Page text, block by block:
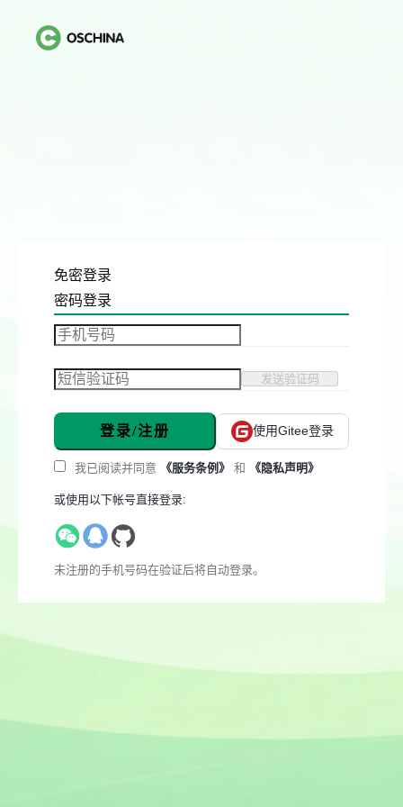
免密登录
密码登录
发送验证码
登录/注册 使用Gitee登录
我已阅读并同意 《服务条例》 和 《隐私声明》
或使用以下帐号直接登录:
未注册的手机号码在验证后将自动登录。